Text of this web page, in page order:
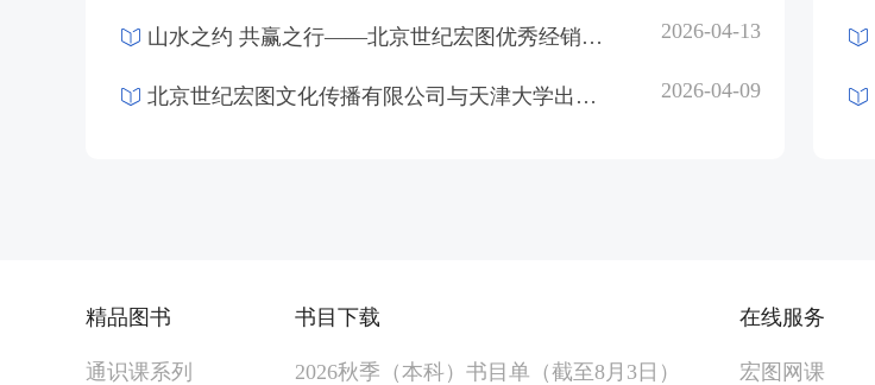
山水之约 共赢之行——北京世纪宏图优秀经销商贵州行活动圆满落幕 2026-04-13
北京世纪宏图文化传播有限公司与天津大学出版社达成战略合作——共启出版融合发展新征程 2026-04-09
精品图书
通识课系列
书目下载
2026秋季（本科）书目单（截至8月3日）
在线服务
宏图网课